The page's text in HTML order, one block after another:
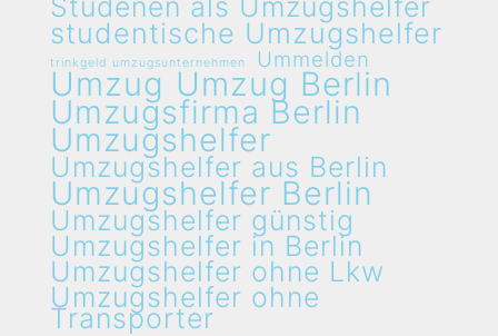
Studenen als Umzugshelfer
studentische Umzugshelfer
trinkgeld umzugsunternehmen Ummelden
Umzug Umzug Berlin
Umzugsfirma Berlin
Umzugshelfer
Umzugshelfer aus Berlin
Umzugshelfer Berlin
Umzugshelfer günstig
Umzugshelfer in Berlin
Umzugshelfer ohne Lkw
Umzugshelfer ohne
Transporter